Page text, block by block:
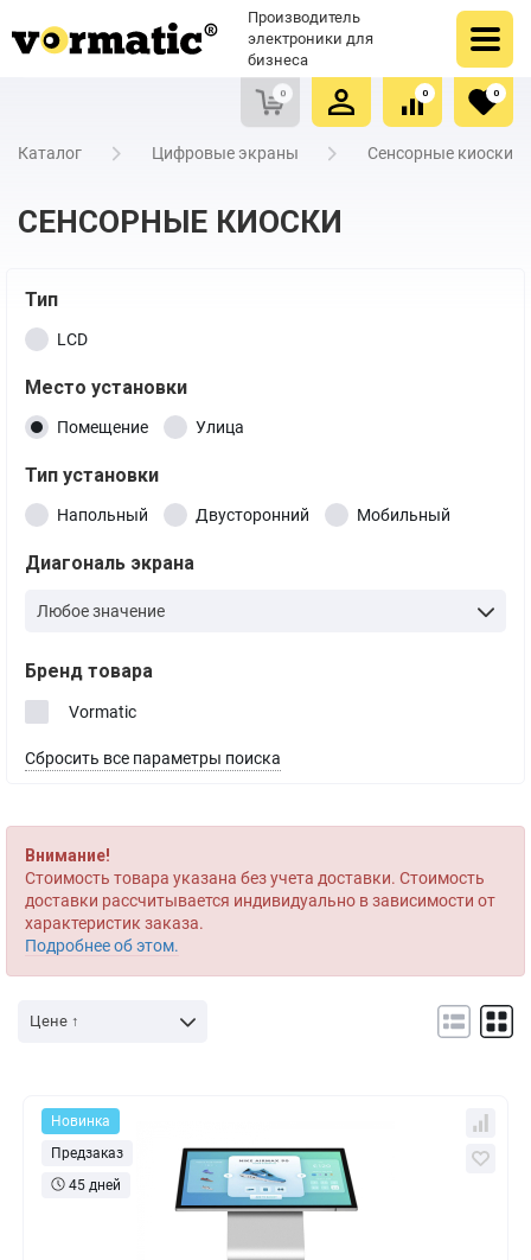
Производитель
электроники для
бизнеса
0
Очистить список сравнения
0
Очистить избранное
0
Каталог Цифровые экраны Сенсорные киоски
СЕНСОРНЫЕ КИОСКИ
Тип
LCD
Место установки
Помещение Улица
Тип установки
Напольный Двусторонний Мобильный
Диагональ экрана
Любое значение
Бренд товара
Vormatic
Сбросить все параметры поиска
Внимание!
Стоимость товара указана без учета доставки. Стоимость
доставки рассчитывается индивидуально в зависимости от
характеристик заказа.
Подробнее об этом.
Цене ↑
Новинка
Предзаказ
45 дней